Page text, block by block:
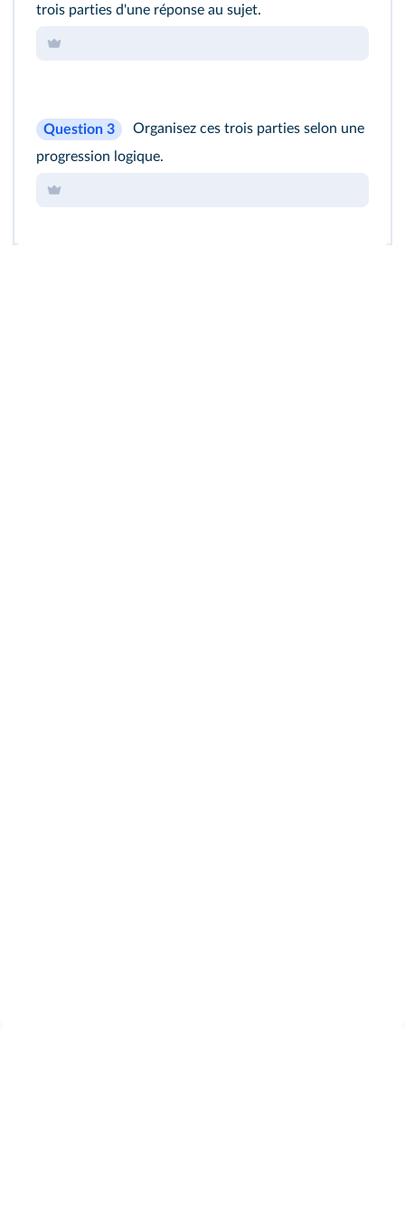
trois parties d'une réponse au sujet.
Question 3
Organisez ces trois parties selon une
progression logique.